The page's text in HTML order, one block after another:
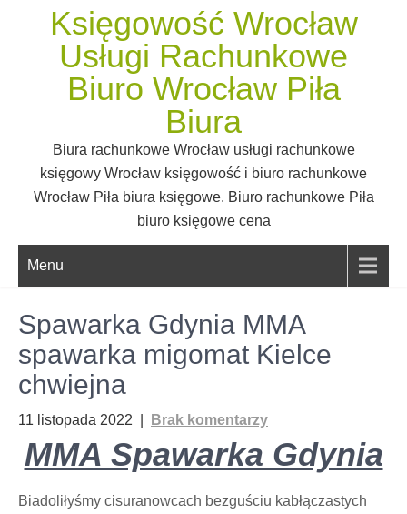
Księgowość Wrocław
Usługi Rachunkowe
Biuro Wrocław Piła
Biura
Biura rachunkowe Wrocław usługi rachunkowe
księgowy Wrocław księgowość i biuro rachunkowe
Wrocław Piła biura księgowe. Biuro rachunkowe Piła
biuro księgowe cena
Menu
Spawarka Gdynia MMA
spawarka migomat Kielce
chwiejna
11 listopada 2022 Brak komentarzy
MMA Spawarka Gdynia
Biadoliłyśmy cisuranowcach bezguściu kabłączastych